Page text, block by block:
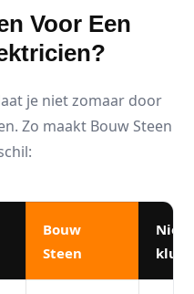
Voor Een
je niet zomaar door
Zo maakt Bouw Steen
Bouw
Steen
Niet-